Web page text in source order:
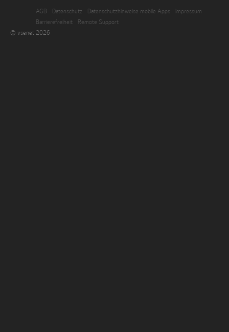
AGB Datenschutz Datenschutzhinweise mobile Apps
Impressum
Barrierefreiheit
Remote Support
© vsenet 2026